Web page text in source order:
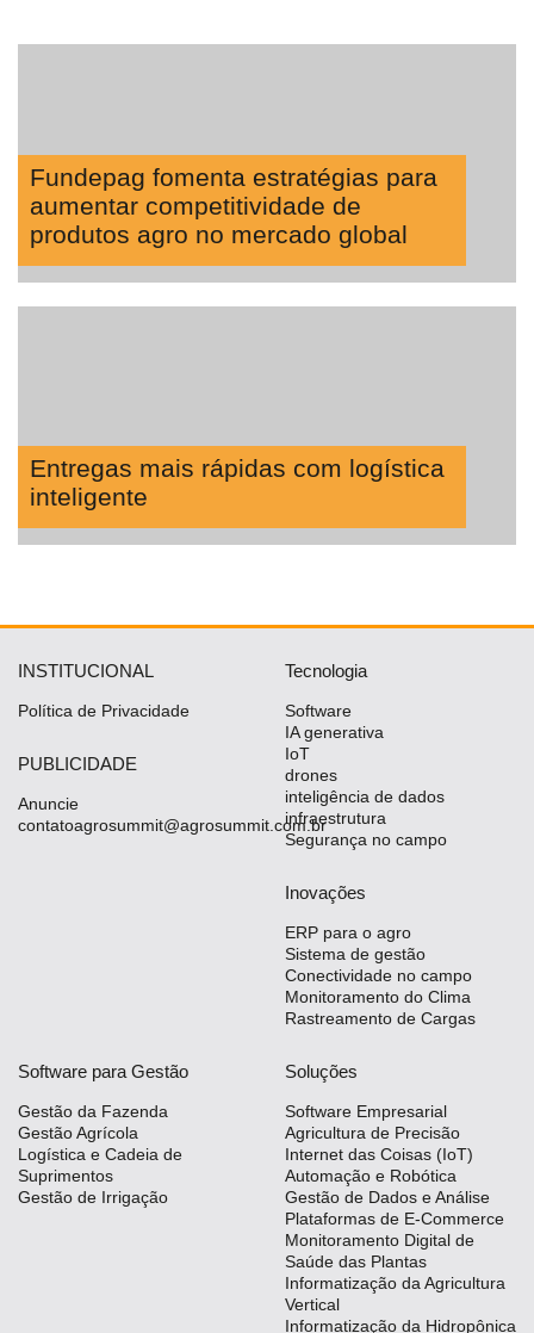
Fundepag fomenta estratégias para
aumentar competitividade de
produtos agro no mercado global
Entregas mais rápidas com logística
inteligente
INSTITUCIONAL
Política de Privacidade
PUBLICIDADE
Anuncie
contatoagrosummit@agrosummit.com.br
Tecnologia
Software
IA generativa
IoT
drones
inteligência de dados
infraestrutura
Segurança no campo
Inovações
ERP para o agro
Sistema de gestão
Conectividade no campo
Monitoramento do Clima
Rastreamento de Cargas
Software para Gestão
Gestão da Fazenda
Gestão Agrícola
Logística e Cadeia de
Suprimentos
Gestão de Irrigação
Soluções
Software Empresarial
Agricultura de Precisão
Internet das Coisas (IoT)
Automação e Robótica
Gestão de Dados e Análise
Plataformas de E-Commerce
Monitoramento Digital de
Saúde das Plantas
Informatização da Agricultura
Vertical
Informatização da Hidropônica